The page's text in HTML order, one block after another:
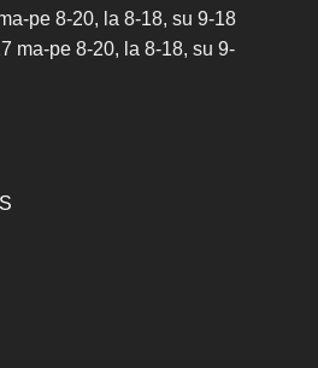
pe 8-20, la 8-18, su 9-18
ma-pe 8-20, la 8-18, su 9-